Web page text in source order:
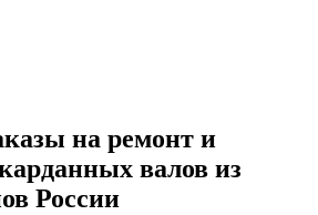
на ремонт и
валов из
России